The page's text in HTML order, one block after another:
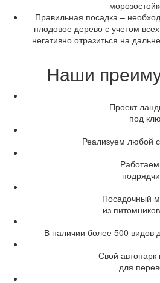
Правильная посадка –
плодовое дерево с учетом
негативно отразиться на
Наши
Проект
под
Реализуем любой
Посадочный
из
В наличии более 500 видов
Свой автопарк
для